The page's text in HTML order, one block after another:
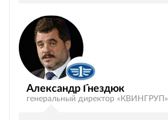
Александр Гнездюк
генеральный директор «КВИНГРУП»